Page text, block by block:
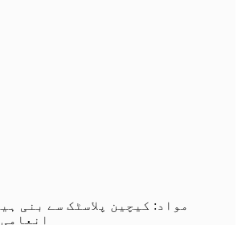
مواد: کیچین پلاسٹک سے بنی